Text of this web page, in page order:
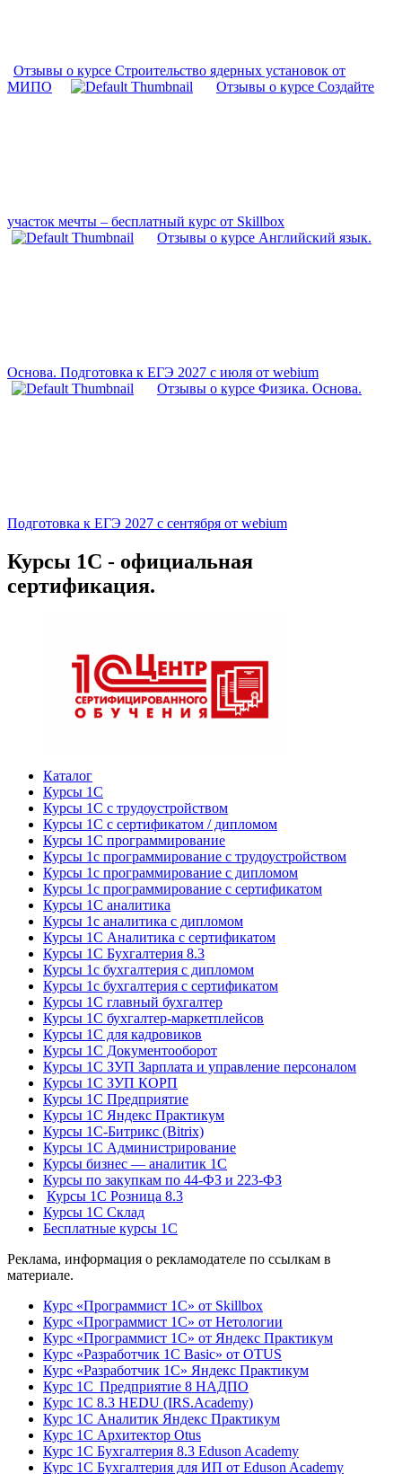
Отзывы о курсе Строительство ядерных установок от
МИПО
Отзывы о курсе Создайте
участок мечты – бесплатный курс от Skillbox
Отзывы о курсе Английский язык.
Основа. Подготовка к ЕГЭ 2027 с июля от webium
Отзывы о курсе Физика. Основа.
Подготовка к ЕГЭ 2027 с сентября от webium
Курсы 1С - официальная
сертификация.
Каталог
Курсы 1С
Курсы 1С с трудоустройством
Курсы 1С с сертификатом / дипломом
Курсы 1С программирование
Курсы 1с программирование с трудоустройством
Курсы 1с программирование с дипломом
Курсы 1с программирование с сертификатом
Курсы 1С аналитика
Курсы 1с аналитика с дипломом
Курсы 1С Аналитика с сертификатом
Курсы 1С Бухгалтерия 8.3
Курсы 1с бухгалтерия с дипломом
Курсы 1с бухгалтерия с сертификатом
Курсы 1С главный бухгалтер
Курсы 1С бухгалтер-маркетплейсов
Курсы 1С для кадровиков
Курсы 1С Документооборот
Курсы 1С ЗУП Зарплата и управление персоналом
Курсы 1С ЗУП КОРП
Курсы 1С Предприятие
Курсы 1С Яндекс Практикум
Курсы 1С-Битрикс (Bitrix)
Курсы 1С Администрирование
Курсы бизнес — аналитик 1С
Курсы по закупкам по 44‑ФЗ и 223‑ФЗ
Курсы 1С Розница 8.3
Курсы 1С Склад
Бесплатные курсы 1С
Реклама, информация о рекламодателе по ссылкам в
материале.
Курс «Программист 1С» от Skillbox
Курс «Программист 1С» от Нетологии
Курс «Программист 1С» от Яндекс Практикум
Курс «Разработчик 1С Basic» от OTUS
Курс «Разработчик 1С» Яндекс Практикум
Курс 1С Предприятие 8 НАДПО
Курс 1С 8.3 HEDU (IRS.Academy)
Курс 1С Аналитик Яндекс Практикум
Курс 1С Архитектор Otus
Курс 1С Бухгалтерия 8.3 Eduson Academy
Курс 1С Бухгалтерия для ИП от Eduson Academy